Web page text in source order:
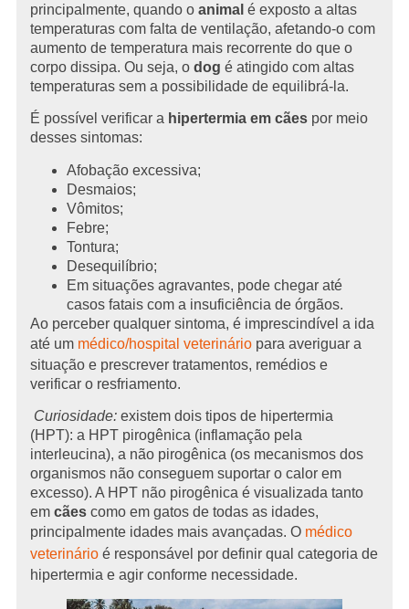
principalmente, quando o animal é exposto a altas
temperaturas com falta de ventilação, afetando-o com
aumento de temperatura mais recorrente do que o
corpo dissipa. Ou seja, o dog é atingido com altas
temperaturas sem a possibilidade de equilibrá-la.
É possível verificar a hipertermia em cãespor meio
desses sintomas:
Afobação excessiva;
Desmaios;
Vômitos;
Febre;
Tontura;
Desequilíbrio;
Em situações agravantes, pode chegar até
casos fatais com a insuficiência de órgãos.
Ao perceber qualquer sintoma, é imprescindível a ida
até um médico/hospital veterináriopara averiguar a
situação e prescrever tratamentos, remédios e
verificar o resfriamento.
Curiosidade: existem dois tipos de hipertermia
(HPT): a HPT pirogênica (inflamação pela
interleucina), a não pirogênica (os mecanismos dos
organismos não conseguem suportar o calor em
excesso). A HPT não pirogênica é visualizada tanto
em cães como em gatos de todas as idades,
principalmente idades mais avançadas. O médico
veterinário é responsável por definir qual categoria de
hipertermia e agir conforme necessidade.